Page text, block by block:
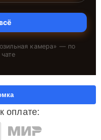
камера» — по
оплате: